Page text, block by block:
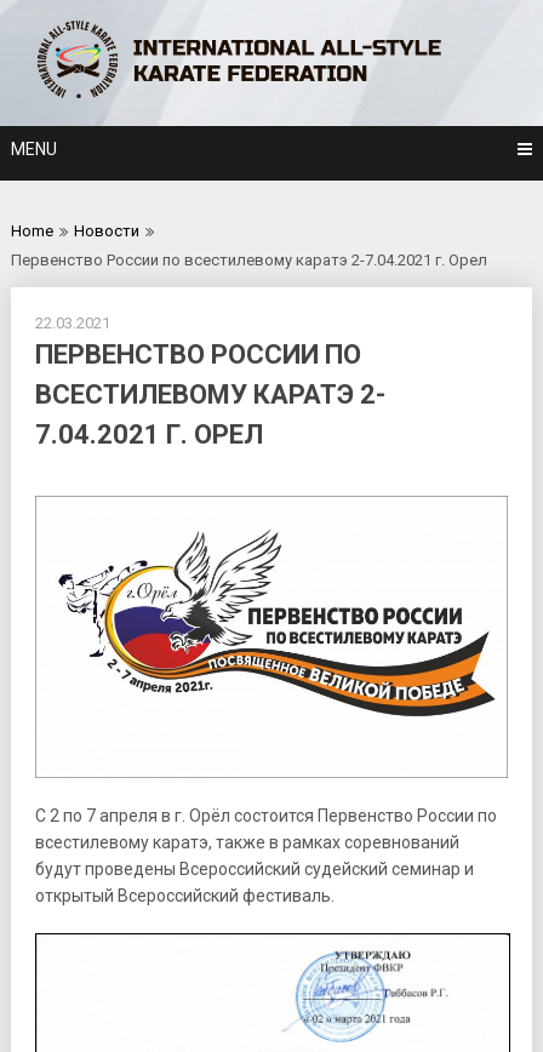
content
MENU
Home
Новости
Первенство России по всестилевому каратэ 2-7.04.2021 г. Орел
22.03.2021
ПЕРВЕНСТВО РОССИИ ПО
ВСЕСТИЛЕВОМУ КАРАТЭ 2-
7.04.2021 Г. ОРЕЛ
С 2 по 7 апреля в г. Орёл состоится Первенство России по
всестилевому каратэ, также в рамках соревнований
будут проведены Всероссийский судейский семинар и
открытый Всероссийский фестиваль.